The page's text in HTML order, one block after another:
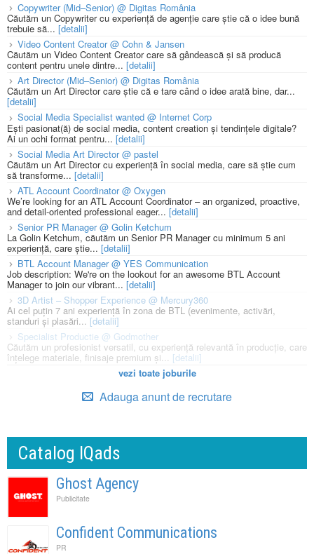
Copywriter (Mid–Senior) @ Digitas România
Căutăm un Copywriter cu experiență de agenție care știe că o idee bună
trebuie să... [detalii]
Video Content Creator @ Cohn & Jansen
Căutăm un Video Content Creator care să gândească și să producă
content pentru unele dintre... [detalii]
Art Director (Mid–Senior) @ Digitas România
Căutăm un Art Director care știe că e tare când o idee arată bine, dar...
[detalii]
Social Media Specialist wanted @ Internet Corp
Ești pasionat(ă) de social media, content creation și tendințele digitale?
Ai un ochi format pentru... [detalii]
Social Media Art Director @ pastel
Căutăm un Art Director cu experiență în social media, care să știe cum
să transforme... [detalii]
ATL Account Coordinator @ Oxygen
We’re looking for an ATL Account Coordinator – an organized, proactive,
and detail-oriented professional eager... [detalii]
Senior PR Manager @ Golin Ketchum
La Golin Ketchum, căutăm un Senior PR Manager cu minimum 5 ani
experiență, care știe... [detalii]
BTL Account Manager @ YES Communication
Job description: We're on the lookout for an awesome BTL Account
Manager to join our vibrant... [detalii]
3D Artist – Shopper Experience @ Mercury360
Ai cel puțin 7 ani experiență în zona de BTL (evenimente, activări,
standuri și plasări...[detalii]
Specialist Productie @ Godmother
Căutăm un profesionist versatil, cu experiență relevantă în producție, care
înțelege materiale, finisaje premium și... [detalii]
vezi toate joburile
Adauga anunt de recrutare
Catalog IQads
Ghost Agency
Publicitate
Confident Communications
PR